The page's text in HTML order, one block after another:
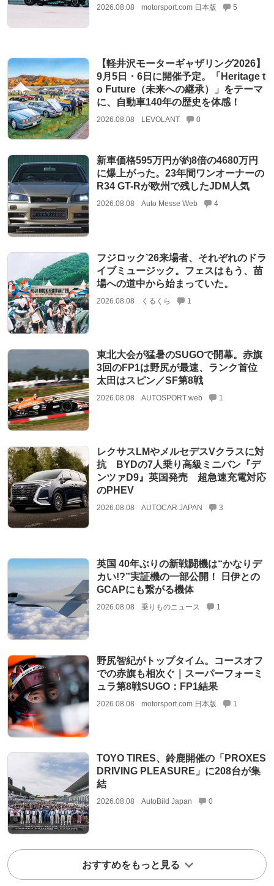
2026.08.08 motorsport.com 日本版 5
【軽井沢モーターギャザリング2026】
9月5日・6日に開催予定。「Heritage t
o Future（未来への継承）」をテーマ
に、自動車140年の歴史を体感！
2026.08.08 LEVOLANT 0
新車価格595万円が約8倍の4680万円
に爆上がった。23年間ワンオーナーの
R34 GT-Rが欧州で残したJDM人気
2026.08.08 Auto Messe Web 4
フジロック’26来場者、それぞれのドラ
イブミュージック。フェスはもう、苗
場への道中から始まっていた。
2026.08.08 くるくら 1
東北大会が猛暑のSUGOで開幕。赤旗
3回のFP1は野尻が最速、ランク首位
太田はスピン／SF第8戦
2026.08.08 AUTOSPORT web 1
レクサスLMやメルセデスVクラスに対
抗 BYDの7人乗り高級ミニバン『デ
ンツァD9』英国発売 超急速充電対応
のPHEV
2026.08.08 AUTOCAR JAPAN 3
英国 40年ぶりの新戦闘機は“かなりデ
カい!?”実証機の一部公開！ 日伊との
GCAPにも繋がる機体
2026.08.08 乗りものニュース 1
野尻智紀がトップタイム。コースオフ
での赤旗も相次ぐ｜スーパーフォーミ
ュラ第8戦SUGO：FP1結果
2026.08.08 motorsport.com 日本版 1
TOYO TIRES、鈴鹿開催の「PROXES
DRIVING PLEASURE」に208台が集
結
2026.08.08 AutoBild Japan 0
おすすめをもっと見る